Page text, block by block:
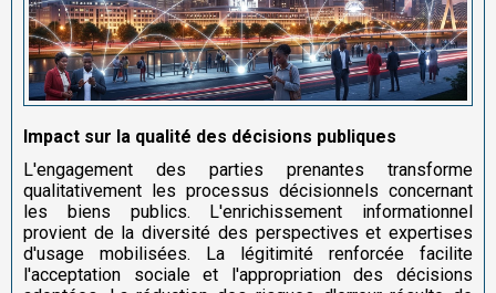
Impact sur la qualité des décisions publiques
L'engagement des parties prenantes transforme
qualitativement les processus décisionnels concernant
les biens publics. L'enrichissement informationnel
provient de la diversité des perspectives et expertises
d'usage mobilisées. La légitimité renforcée facilite
l'acceptation sociale et l'appropriation des décisions